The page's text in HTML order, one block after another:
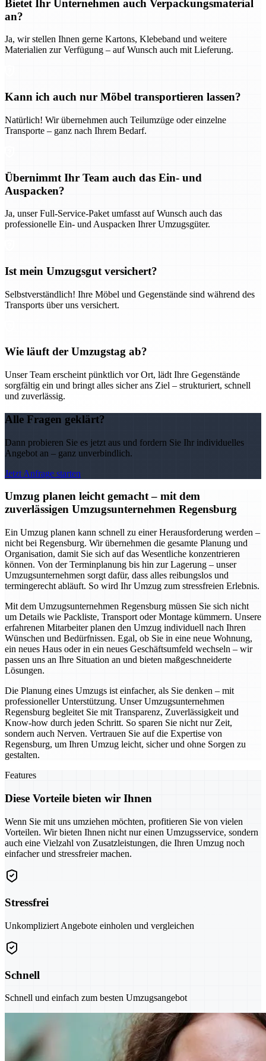
Bietet Ihr Unternehmen auch Verpackungsmaterial
an?
Ja, wir stellen Ihnen gerne Kartons, Klebeband und weitere
Materialien zur Verfügung – auf Wunsch auch mit Lieferung.
Kann ich auch nur Möbel transportieren lassen?
Natürlich! Wir übernehmen auch Teilumzüge oder einzelne
Transporte – ganz nach Ihrem Bedarf.
Übernimmt Ihr Team auch das Ein- und
Auspacken?
Ja, unser Full-Service-Paket umfasst auf Wunsch auch das
professionelle Ein- und Auspacken Ihrer Umzugsgüter.
Ist mein Umzugsgut versichert?
Selbstverständlich! Ihre Möbel und Gegenstände sind während des
Transports über uns versichert.
Wie läuft der Umzugstag ab?
Unser Team erscheint pünktlich vor Ort, lädt Ihre Gegenstände
sorgfältig ein und bringt alles sicher ans Ziel – strukturiert, schnell
und zuverlässig.
Alle Fragen geklärt?
Dann probieren Sie es jetzt aus und fordern Sie Ihr individuelles
Angebot an – ganz unverbindlich.
Jetzt Anfrage starten
Umzug planen leicht gemacht – mit dem
zuverlässigen Umzugsunternehmen Regensburg
Ein Umzug planen kann schnell zu einer Herausforderung werden –
nicht bei Regensburg. Wir übernehmen die gesamte Planung und
Organisation, damit Sie sich auf das Wesentliche konzentrieren
können. Von der Terminplanung bis hin zur Lagerung – unser
Umzugsunternehmen sorgt dafür, dass alles reibungslos und
termingerecht abläuft. So wird Ihr Umzug zum stressfreien Erlebnis.
Mit dem Umzugsunternehmen Regensburg müssen Sie sich nicht
um Details wie Packliste, Transport oder Montage kümmern. Unsere
erfahrenen Mitarbeiter planen den Umzug individuell nach Ihren
Wünschen und Bedürfnissen. Egal, ob Sie in eine neue Wohnung,
ein neues Haus oder in ein neues Geschäftsumfeld wechseln – wir
passen uns an Ihre Situation an und bieten maßgeschneiderte
Lösungen.
Die Planung eines Umzugs ist einfacher, als Sie denken – mit
professioneller Unterstützung. Unser Umzugsunternehmen
Regensburg begleitet Sie mit Transparenz, Zuverlässigkeit und
Know-how durch jeden Schritt. So sparen Sie nicht nur Zeit,
sondern auch Nerven. Vertrauen Sie auf die Expertise von
Regensburg, um Ihren Umzug leicht, sicher und ohne Sorgen zu
gestalten.
Features
Diese Vorteile bieten wir Ihnen
Wenn Sie mit uns umziehen möchten, profitieren Sie von vielen
Vorteilen. Wir bieten Ihnen nicht nur einen Umzugsservice, sondern
auch eine Vielzahl von Zusatzleistungen, die Ihren Umzug noch
einfacher und stressfreier machen.
Stressfrei
Unkompliziert Angebote einholen und vergleichen
Schnell
Schnell und einfach zum besten Umzugsangebot